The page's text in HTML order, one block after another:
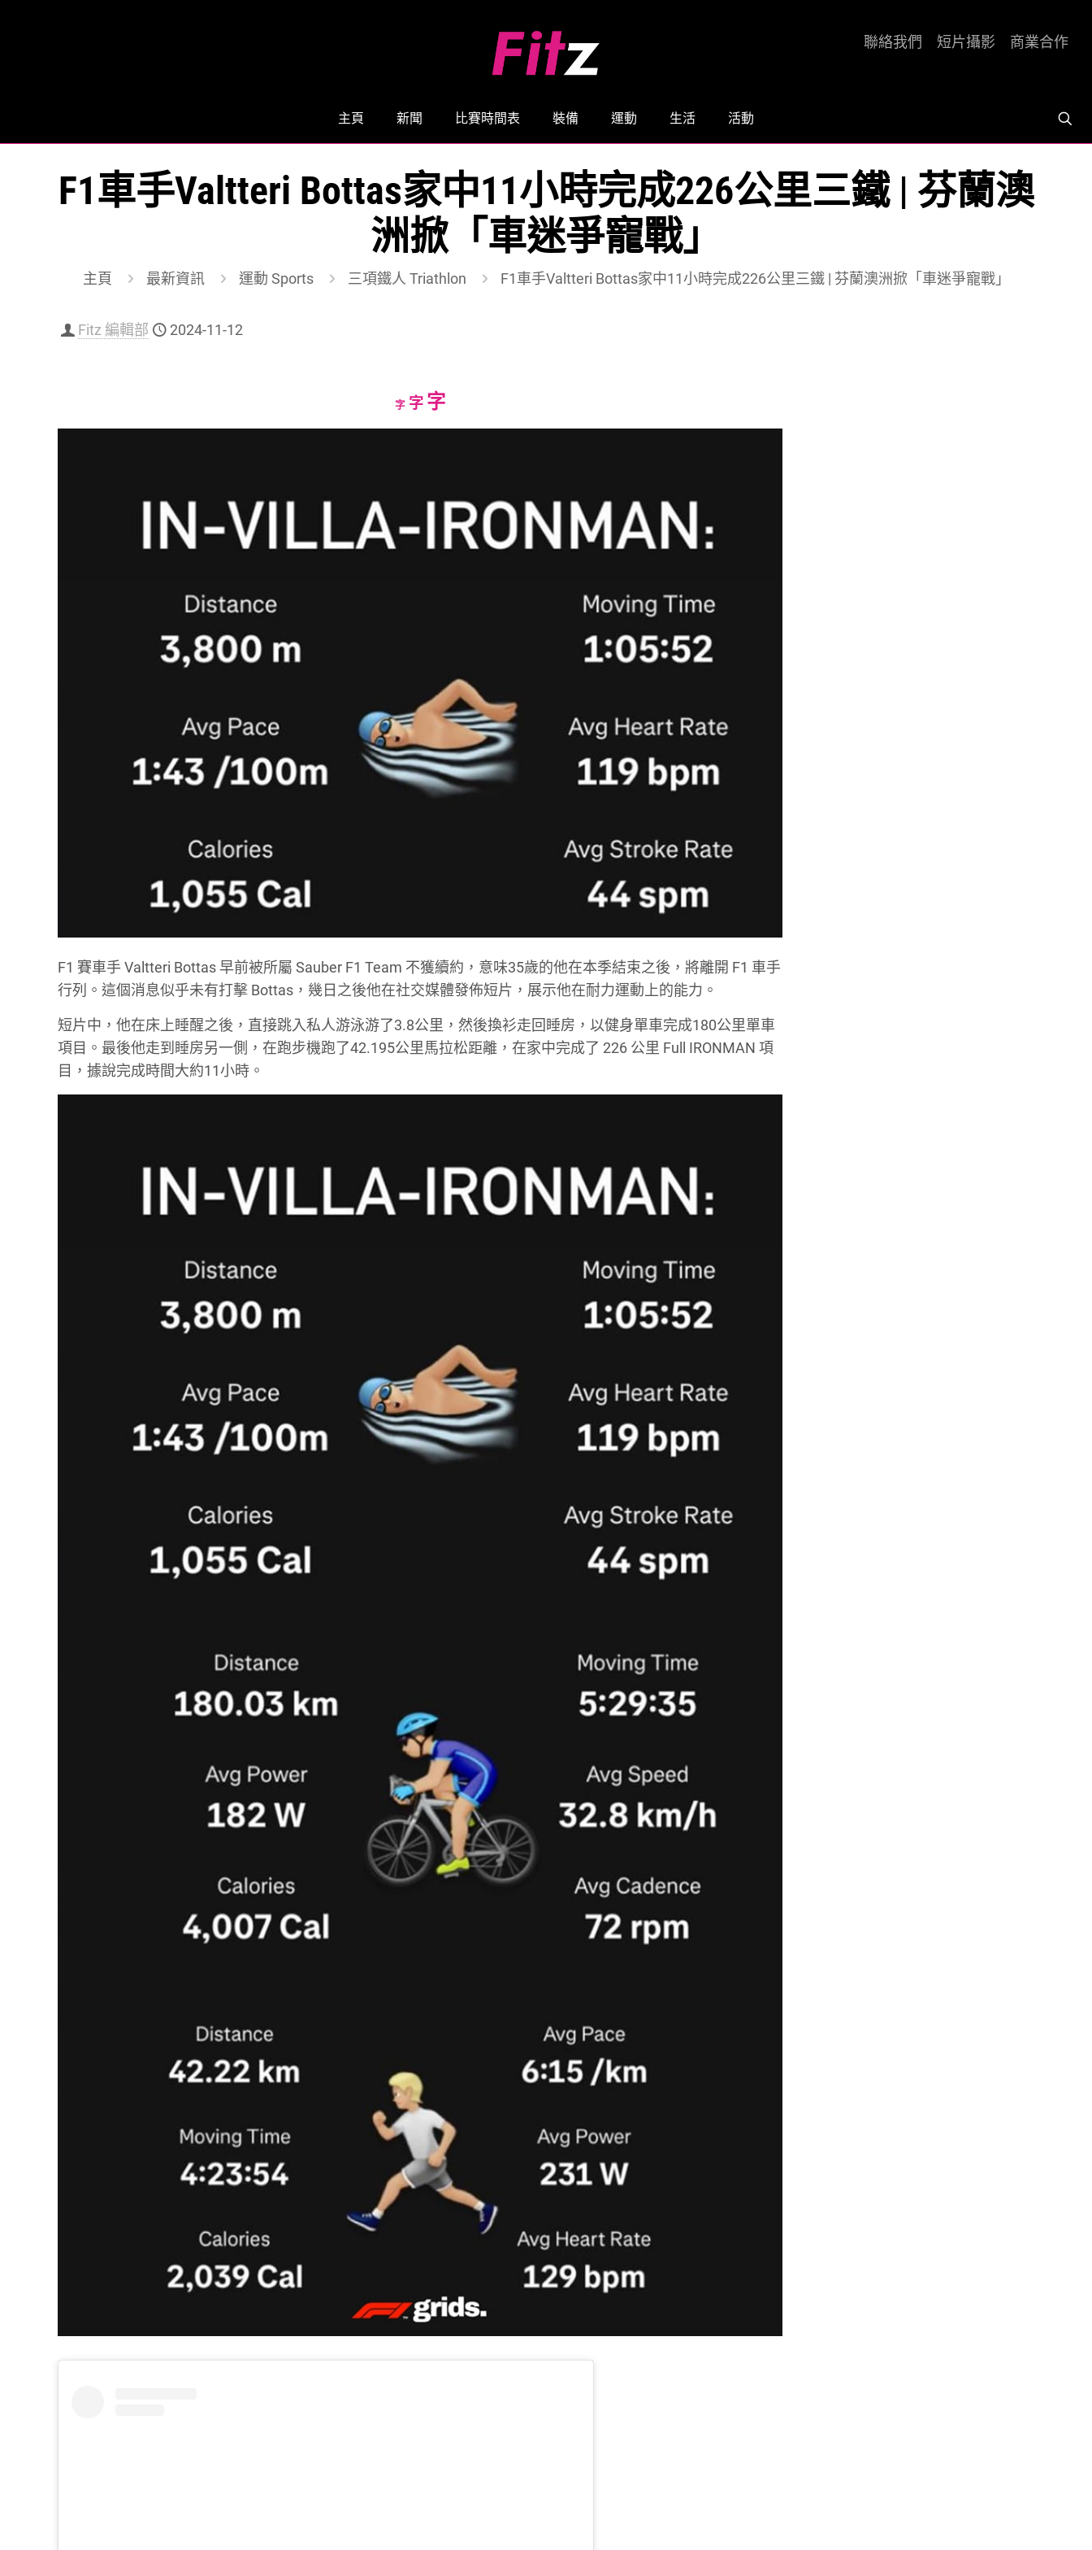
主頁 新聞 比賽時間表 裝備 運動 生活 活動
聯絡我們 短片攝影 商業合作
F1車手Valtteri Bottas家中11小時完成226公里三鐵 | 芬蘭澳
洲掀「車迷爭寵戰」
主頁 最新資訊 運動 Sports 三項鐵人 Triathlon F1車手Valtteri Bottas家中11小時完成226公里三鐵 | 芬蘭澳洲掀「車迷爭寵戰」
Fitz 編輯部 2024-11-12
字Decrease
字Reset
字Increase
font
F1 賽車手 Valtteri Bottas 早前被所屬 Sauber F1 Team 不獲續約，意味35歲的他在本季結束之後，將離開 F1 車手
行列。這個消息似乎未有打擊 Bottas，幾日之後他在社交媒體發佈短片，展示他在耐力運動上的能力。
短片中，他在床上睡醒之後，直接跳入私人游泳游了3.8公里，然後換衫走回睡房，以健身單車完成180公里單車
項目。最後他走到睡房另一側，在跑步機跑了42.195公里馬拉松距離，在家中完成了 226 公里 Full IRONMAN 項
目，據說完成時間大約11小時。